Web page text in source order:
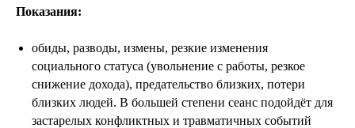
Показания:
обиды, разводы, измены, резкие изменения
социального статуса (увольнение с работы, резкое
снижение дохода), предательство близких, потери
близких людей. В большей степени сеанс подойдёт для
застарелых конфликтных и травматичных событий